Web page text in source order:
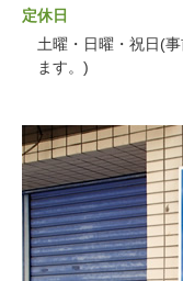
定休日
土曜・日曜・祝日(
ます。)